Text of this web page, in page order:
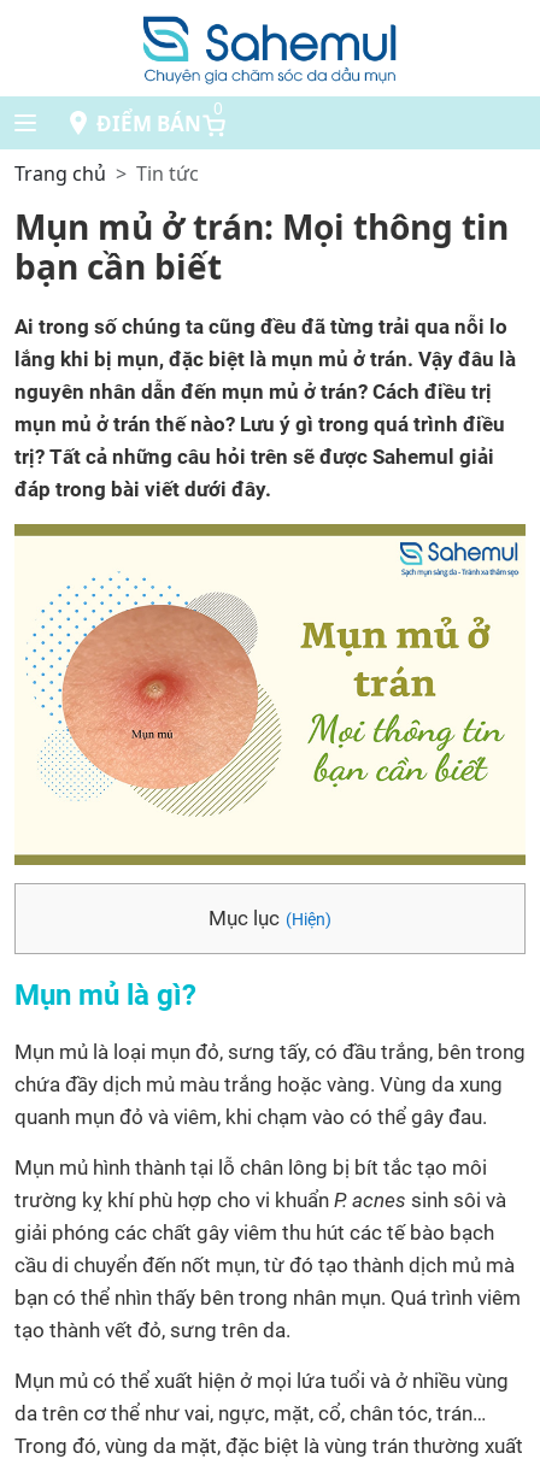
ĐIỂM BÁN
0
Trang chủ Tin tức
Mụn mủ ở trán: Mọi thông tin
bạn cần biết
Ai trong số chúng ta cũng đều đã từng trải qua nỗi lo
lắng khi bị mụn, đặc biệt là mụn mủ ở trán. Vậy đâu là
nguyên nhân dẫn đến mụn mủ ở trán? Cách điều trị
mụn mủ ở trán thế nào? Lưu ý gì trong quá trình điều
trị? Tất cả những câu hỏi trên sẽ được Sahemul giải
đáp trong bài viết dưới đây.
Mục lục (Hiện)
Mụn mủ là gì?
Mụn mủ là loại mụn đỏ, sưng tấy, có đầu trắng, bên trong
chứa đầy dịch mủ màu trắng hoặc vàng. Vùng da xung
quanh mụn đỏ và viêm, khi chạm vào có thể gây đau.
Mụn mủ hình thành tại lỗ chân lông bị bít tắc tạo môi
trường kỵ khí phù hợp cho vi khuẩn P. acnes sinh sôi và
giải phóng các chất gây viêm thu hút các tế bào bạch
cầu di chuyển đến nốt mụn, từ đó tạo thành dịch mủ mà
bạn có thể nhìn thấy bên trong nhân mụn. Quá trình viêm
tạo thành vết đỏ, sưng trên da.
Mụn mủ có thể xuất hiện ở mọi lứa tuổi và ở nhiều vùng
da trên cơ thể như vai, ngực, mặt, cổ, chân tóc, trán…
Trong đó, vùng da mặt, đặc biệt là vùng trán thường xuất